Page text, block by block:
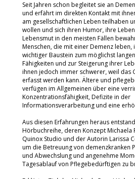
Seit Jahren schon begleitet sie an
und erfährt im direkten Kontakt mit
am gesellschaftlichen Leben teilhaben
wollen und sich ihren Humor, ihre
Lebensmut in den meisten Fällen
Menschen, die mit einer Demenz leben,
wichtiger Baustein zum möglichst
Fähigkeiten und zur Steigerung ihrer
ihnen jedoch immer schwerer, weil das
erfasst werden kann. Ältere und
verfügen im Allgemeinen über eine
Konzentrationsfähigkeit, Defizite in der
Informationsverarbeitung und eine
Aus diesen Erfahrungen heraus
Hörbuchreihe, deren Konzept Michaela
Quinox Studio und der Autorin Larissa
um die Betreuung von demenzkranken
und Abwechslung und angenehme
Tagesablauf von Pflegebedürftigen zu